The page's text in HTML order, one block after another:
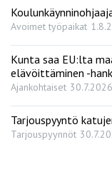
Avoimet työpaikat
Kunta saa EU:lta
elävöittäminen -
Ajankohtaiset 30.7.2026
Tarjouspyyntö
Tarjouspyynnöt